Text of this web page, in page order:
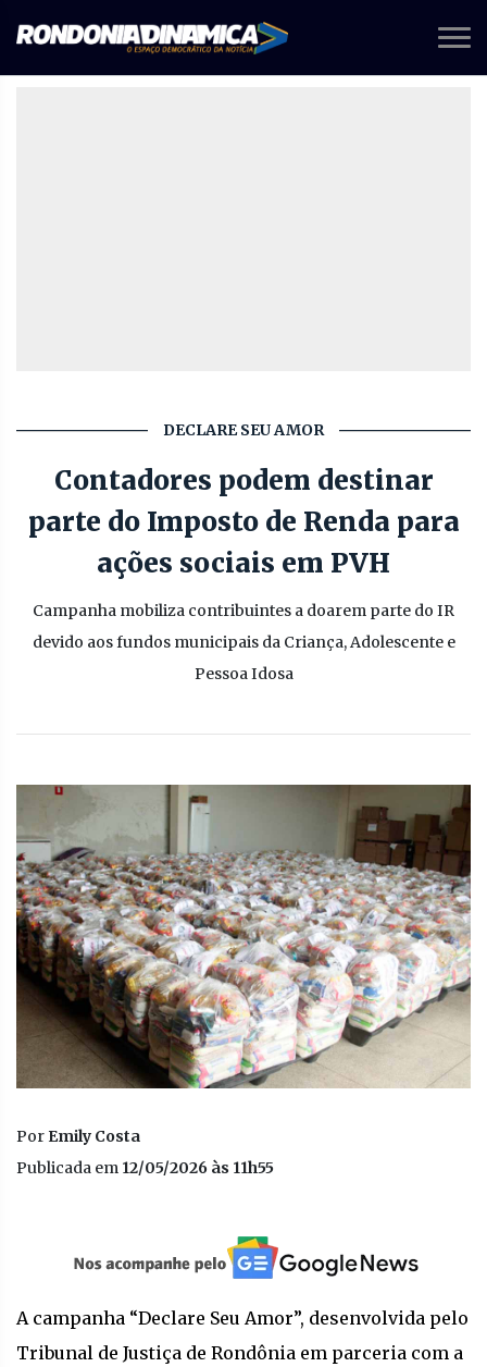
DECLARE SEU AMOR
Contadores podem destinar
parte do Imposto de Renda para
ações sociais em PVH
Campanha mobiliza contribuintes a doarem parte do IR
devido aos fundos municipais da Criança, Adolescente e
Pessoa Idosa
Por Emily Costa
Publicada em 12/05/2026 às 11h55
A campanha “Declare Seu Amor”, desenvolvida pelo
Tribunal de Justiça de Rondônia em parceria com a